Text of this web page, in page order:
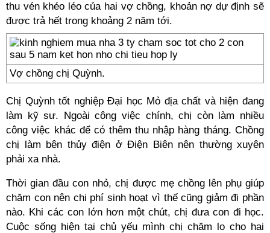
thu vén khéo léo của hai vợ chồng, khoản nợ dự định sẽ
được trả hết trong khoảng 2 năm tới.
Vợ chồng chị Quỳnh.
Chị Quỳnh tốt nghiệp Đại học Mỏ địa chất và hiện đang
làm kỹ sư. Ngoài công việc chính, chị còn làm nhiều
công việc khác để có thêm thu nhập hàng tháng. Chồng
chị làm bên thủy điện ở Điện Biên nên thường xuyên
phải xa nhà.
Thời gian đầu con nhỏ, chị được mẹ chồng lên phụ giúp
chăm con nên chi phí sinh hoạt vì thế cũng giảm đi phần
nào. Khi các con lớn hơn một chút, chị đưa con đi học.
Cuộc sống hiện tại chủ yếu mình chị chăm lo cho hai